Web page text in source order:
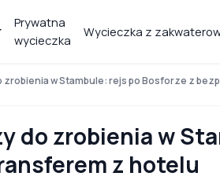
Prywatna
wycieczka
Wycieczka z
w Stambule: rejs po Bosforze z
do zrobienia w
z hotelu